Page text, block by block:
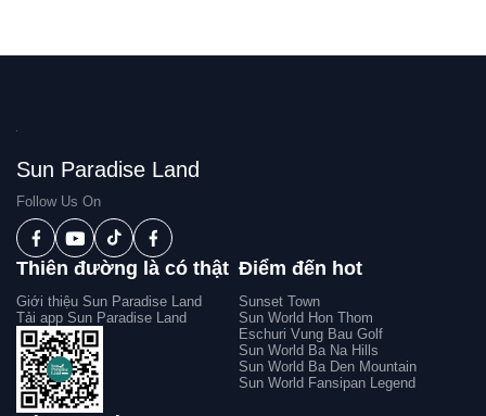
Sun Paradise Land
Follow Us On
Thiên đường là có thật
Giới thiệu Sun Paradise Land
Tải app Sun Paradise Land
Điểm đến hot
Sunset Town
Sun World Hon Thom
Eschuri Vung Bau Golf
Sun World Ba Na Hills
Sun World Ba Den Mountain
Sun World Fansipan Legend